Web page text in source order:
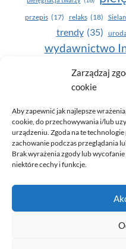
Zarządzaj
cookie
Aby zapewnić jak najlepsze
cookie, do przechowywania i/lub
urządzeniu. Zgoda na te
zachowanie podczas przeglądania
Brak wyrażenia zgody lub
niektóre cechy i funkcje.
przepis (17) relaks (18)
trendy (35)
wydawnictwo
Yasumi
© 2026 Only You - portal
opracowanie: